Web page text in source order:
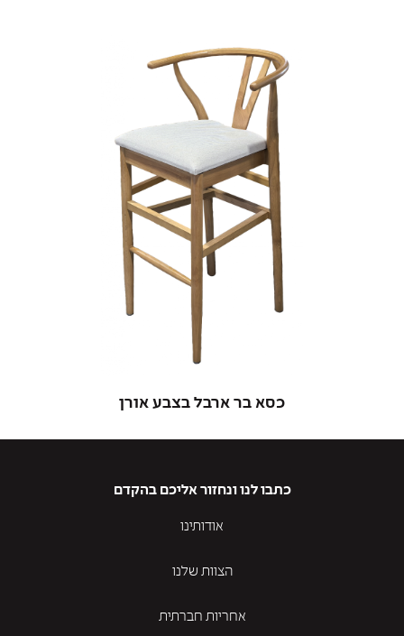
כסא בר ארבל בצבע אורן
כתבו לנו ונחזור אליכם בהקדם
אודותינו
הצוות שלנו
אחריות חברתית